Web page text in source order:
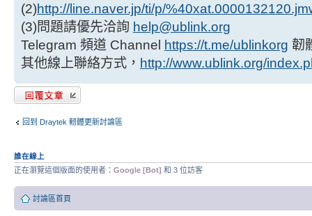
(2)http://line.naver.jp/ti/p/
(3)問題請優先洽詢 help@ublink.org
Telegram 頻道 Channel https://t.me/ublinkorg 韌
其他線上聯絡方式， http://www.ublink.org/
發表回覆
回到 Draytek 軔體更新討論區
誰在線上
正在瀏覽這個版面的使用者： Google [Bot] 和 3 位訪客
討論區首頁